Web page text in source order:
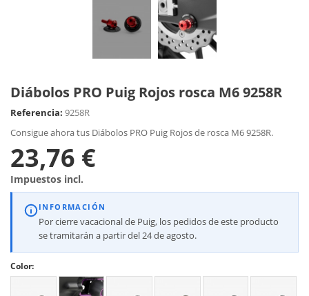
Diábolos PRO Puig Rojos rosca M6 9258R
Referencia: 9258R
Consigue ahora tus Diábolos PRO Puig Rojos de rosca M6 9258R.
23,76 €
Impuestos incl.
INFORMACIÓN
Por cierre vacacional de Puig, los pedidos de este producto
se tramitarán a partir del 24 de agosto.
Color: